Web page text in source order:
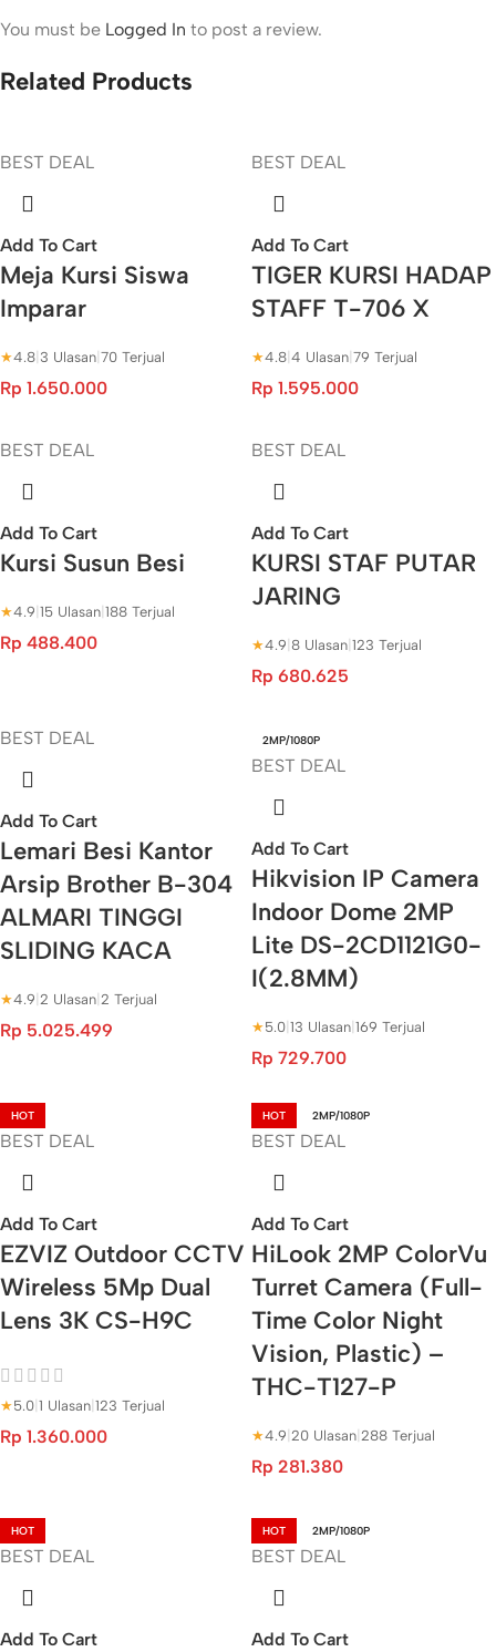
You must be Logged In to post a review.
Related Products
BEST DEAL
Add To Cart
Meja Kursi Siswa
Imparar
★4.8 3 Ulasan 70 Terjual
Rp 1.650.000
BEST DEAL
Add To Cart
TIGER KURSI HADAP
STAFF T-706 X
★4.8 4 Ulasan 79 Terjual
Rp 1.595.000
BEST DEAL
Add To Cart
Kursi Susun Besi
★4.9 15 Ulasan 188 Terjual
Rp 488.400
BEST DEAL
Add To Cart
KURSI STAF PUTAR
JARING
★4.9 8 Ulasan 123 Terjual
Rp 680.625
BEST DEAL
Add To Cart
Lemari Besi Kantor
Arsip Brother B-304
ALMARI TINGGI
SLIDING KACA
★4.9 2 Ulasan 2 Terjual
Rp 5.025.499
2MP/1080P
BEST DEAL
Add To Cart
Hikvision IP Camera
Indoor Dome 2MP
Lite DS-2CD1121G0-
I(2.8MM)
★5.0 13 Ulasan 169 Terjual
Rp 729.700
HOT
BEST DEAL
Add To Cart
EZVIZ Outdoor CCTV
Wireless 5Mp Dual
Lens 3K CS-H9C
★5.0 1 Ulasan 123 Terjual
Rp 1.360.000
HOT 2MP/1080P
BEST DEAL
Add To Cart
HiLook 2MP ColorVu
Turret Camera (Full-
Time Color Night
Vision, Plastic) –
THC-T127-P
★4.9 20 Ulasan 288 Terjual
Rp 281.380
HOT
BEST DEAL
Add To Cart
HOT 2MP/1080P
BEST DEAL
Add To Cart